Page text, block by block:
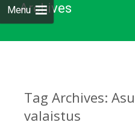
MenuArchives
Tag Archives:
valaistus